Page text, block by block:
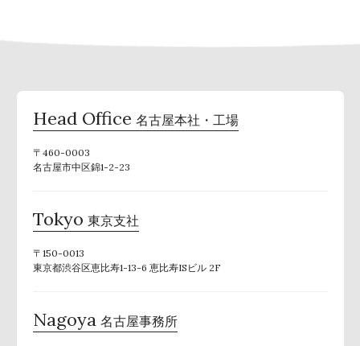
Head Office 名古屋本社・工場
〒460-0003
名古屋市中区錦1-2-23
Tokyo 東京支社
〒150-0013
東京都渋谷区恵比寿1-13-6 恵比寿ISビル 2F
Nagoya 名古屋事務所